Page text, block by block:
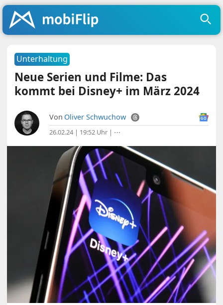
Unterhaltung
Neue Serien und Filme: Das
kommt bei Disney+ im März 2024
Von Oliver Schwuchow
26.02.24 | 19:52 Uhr | ⋯